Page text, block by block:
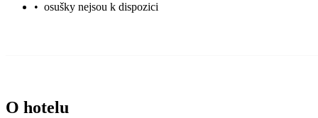
• osušky nejsou k dispozici
O hotelu